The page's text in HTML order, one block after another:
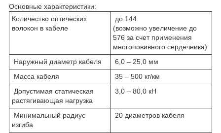
Основные характеристики:
Количество оптических
волокон в кабеле
до 144
(возможно увеличение до
576 за счет применения
многоповивного сердечника)
Наружный диаметр кабеля
6,0 – 25,0 мм
Масса кабеля
35 – 500 кг/км
Допустимая статическая
растягивающая нагрузка
3,0 – 80,0 кН
Минимальный радиус
изгиба
20 диаметров кабеля